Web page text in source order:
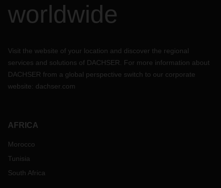
worldwide
Visit the website of your location and discover the regional
services and solutions of DACHSER. For more information about
DACHSER from a global perspective switch to our corporate
website: dachser.com
AFRICA
Morocco
Tunisia
South Africa